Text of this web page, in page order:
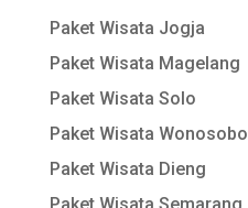
Paket Wisata Jogja
Paket Wisata Magelang
Paket Wisata Solo
Paket Wisata Wonosobo
Paket Wisata Dieng